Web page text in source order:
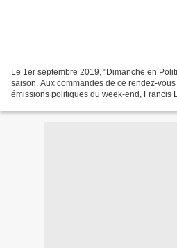
Le 1er septembre 2019, "Dimanche en
saison. Aux commandes de ce rendez-
émissions politiques du week-end, Francis